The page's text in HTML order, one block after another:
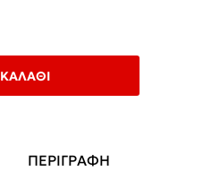
ΚΑΛΆΘΙ
ΠΕΡΙΓΡΑΦΗ